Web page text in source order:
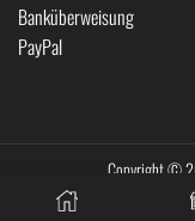
Banküberweisung
PayPal
Copyright ©